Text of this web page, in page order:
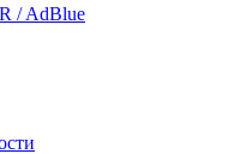
/ AdBlue